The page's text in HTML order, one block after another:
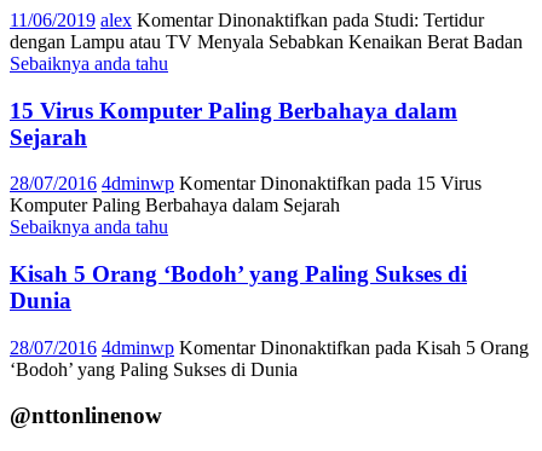
11/06/2019 alex Komentar Dinonaktifkan pada Studi: Tertidur
dengan Lampu atau TV Menyala Sebabkan Kenaikan Berat Badan
Sebaiknya anda tahu
15 Virus Komputer Paling Berbahaya dalam
Sejarah
28/07/2016 4dminwp Komentar Dinonaktifkan pada 15 Virus
Komputer Paling Berbahaya dalam Sejarah
Sebaiknya anda tahu
Kisah 5 Orang ‘Bodoh’ yang Paling Sukses di
Dunia
28/07/2016 4dminwp Komentar Dinonaktifkan pada Kisah 5 Orang
‘Bodoh’ yang Paling Sukses di Dunia
@nttonlinenow